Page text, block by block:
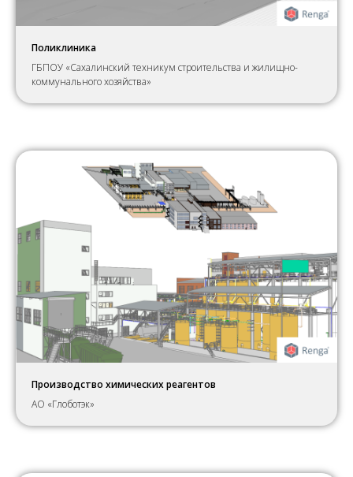
Поликлиника
ГБПОУ «Сахалинский техникум строительства и жилищно-
коммунального хозяйства»
Производство химических реагентов
АО «Глоботэк»